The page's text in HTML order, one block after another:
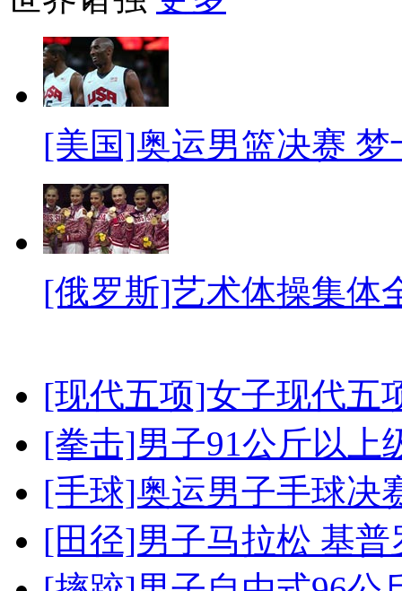
[美国]奥运男篮决赛
[俄罗斯]艺术体操集体
[现代五项]女子现代五
[拳击]男子91公斤以上
[手球]奥运男子手球决
[田径]男子马拉松 基